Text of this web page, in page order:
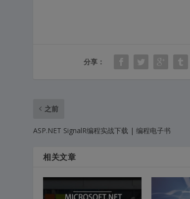
分享：
之前
ASP.NET SignalR编程实战下载 | 编程电子书
相关文章